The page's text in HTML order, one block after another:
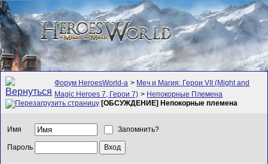
Форум HeroesWorld-а > Меч и Магия: Герои VII (Might and
Magic Heroes 7, Герои 7) > Непокорные Племена
[ОБСУЖДЕНИЕ] Непокорные племена
Имя Запомнить?
Пароль